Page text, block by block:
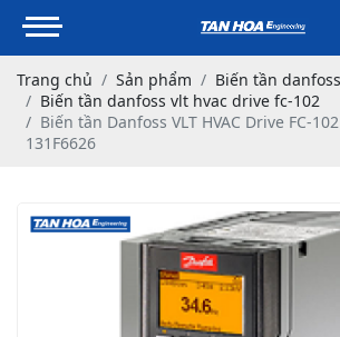
Trang chủ Sản phẩm
Biến tần danfoss
Biến tần danfoss vlt hvac drive fc-102
Biến tần Danfoss VLT HVAC Drive FC-
131F6626